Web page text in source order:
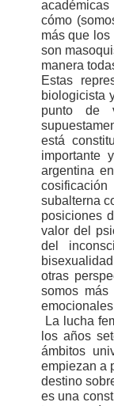
cómo
más que
son
manera
Estas
biologicista
punto de
está
importante
argentina
subalterna
posiciones
valor del
del
otras
somos más
La lucha
los años
ámbitos
empiezan a
destino
es una